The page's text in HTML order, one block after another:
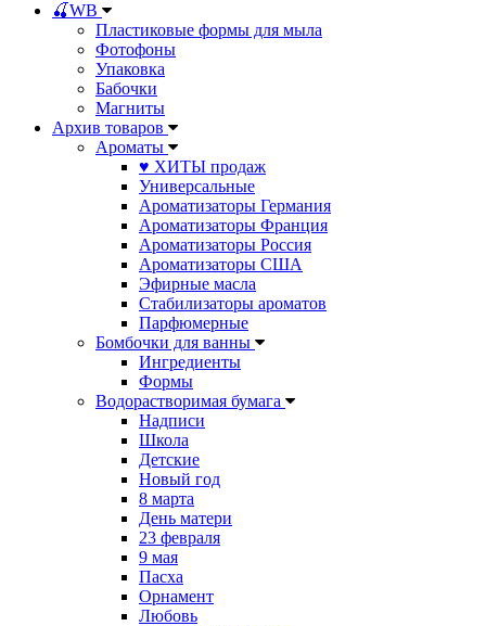
🍒WB
Пластиковые формы для мыла
Фотофоны
Упаковка
Бабочки
Магниты
Архив товаров
Ароматы
♥ ХИТЫ продаж
Универсальные
Ароматизаторы Германия
Ароматизаторы Франция
Ароматизаторы Россия
Ароматизаторы США
Эфирные масла
Стабилизаторы ароматов
Парфюмерные
Бомбочки для ванны
Ингредиенты
Формы
Водорастворимая бумага
Надписи
Школа
Детские
Новый год
8 марта
День матери
23 февраля
9 мая
Пасха
Орнамент
Любовь